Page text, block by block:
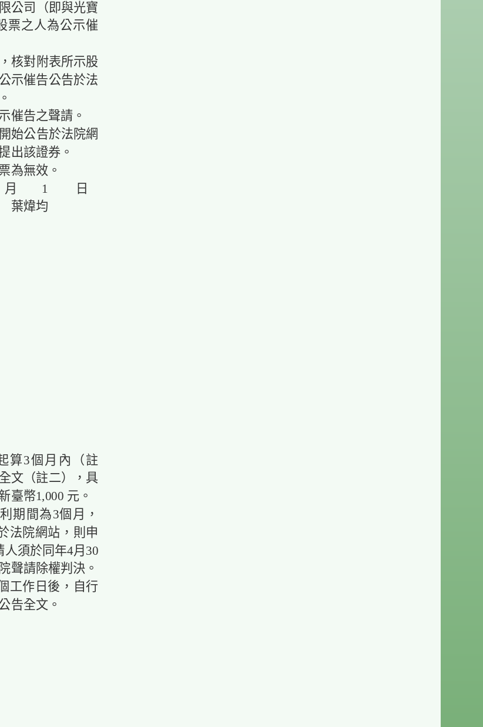
公司（即與光寶
票之人為公示催
核對附表所示股
示催告公告於法
催告之聲請。
始公告於法院網
出該證券。
為無效。
1 日
葉煒均
算3個月內（註
文（註二），具
臺幣1,000 元。
期間為3個月，
院網站，則申
於同年4月30
請除權判決。
工作日後，自行
告全文。